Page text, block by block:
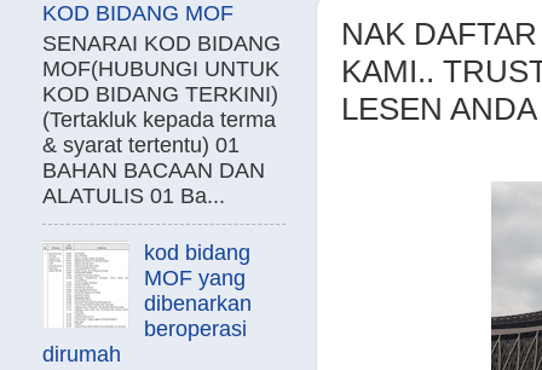
NAK
KAMI..
LESEN
KOD BIDANG MOF
SENARAI KOD BIDANG
MOF(HUBUNGI UNTUK
KOD BIDANG TERKINI)
(Tertakluk kepada terma
& syarat tertentu) 01
BAHAN BACAAN DAN
ALATULIS 01 Ba...
kod bidang
MOF yang
dibenarkan
beroperasi
dirumah